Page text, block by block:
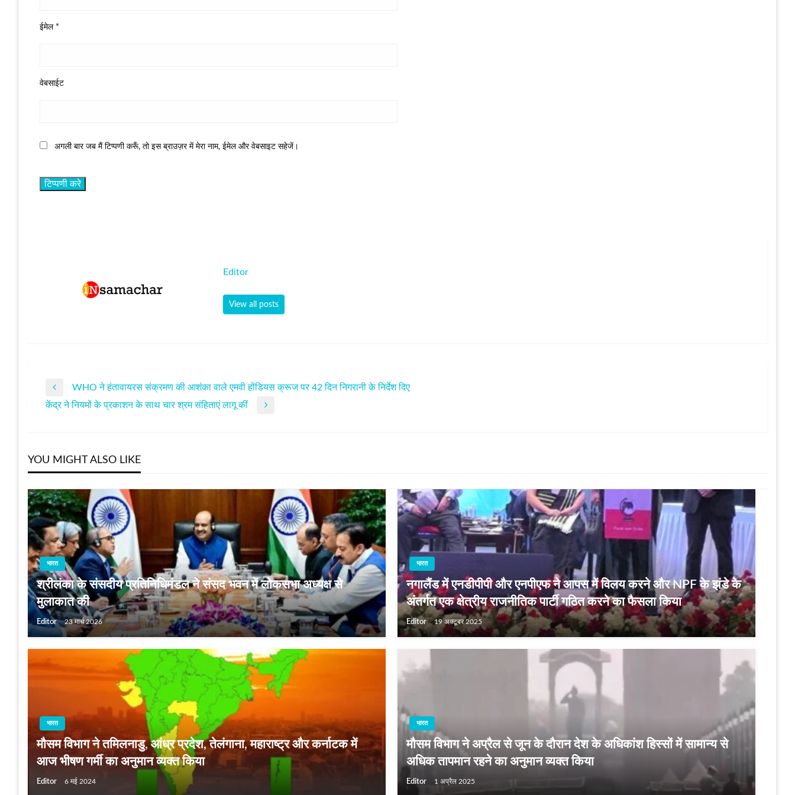
ईमेल *
वेबसाईट
अगली बार जब मैं टिप्पणी करूँ, तो इस ब्राउज़र में मेरा नाम, ईमेल और वेबसाइट सहेजें।
Editor
View all posts
पोस्ट
Previous
Post
WHO ने हंतावायरस संक्रमण की आशंका वाले एमवी होंडियस क्रूज पर 42 दिन निगरानी के निर्देश दिए
Next
केंद्र ने नियमों के प्रकाशन के साथ चार श्रम संहिताएं लागू कीं
YOU MIGHT ALSO LIKE
भारत
श्रीलंका के संसदीय प्रतिनिधिमंडल ने संसद भवन में लोकसभा अध्यक्ष से
मुलाकात की
Editor 23 मार्च 2026
भारत
नगालैंड में एनडीपीपी और एनपीएफ ने आपस में विलय करने और NPF के झंडे के
अंतर्गत एक क्षेत्रीय राजनीतिक पार्टी गठित करने का फैसला किया
Editor 19 अक्टूबर 2025
भारत
मौसम विभाग ने तमिलनाडु, आंध्र प्रदेश, तेलंगाना, महाराष्ट्र और कर्नाटक में
आज भीषण गर्मी का अनुमान व्‍यक्‍त किया
Editor 6 मई 2024
भारत
मौसम विभाग ने अप्रैल से जून के दौरान देश के अधिकांश हिस्सों में सामान्य से
अधिक तापमान रहने का अनुमान व्‍यक्‍त किया
Editor 1 अप्रैल 2025